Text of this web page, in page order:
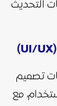
التحديث
تصميم
مع